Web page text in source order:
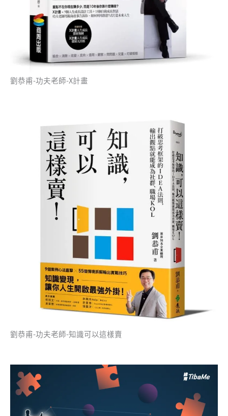
劉恭甫-功夫老師-X計畫
劉恭甫-功夫老師-知識可以這樣賣